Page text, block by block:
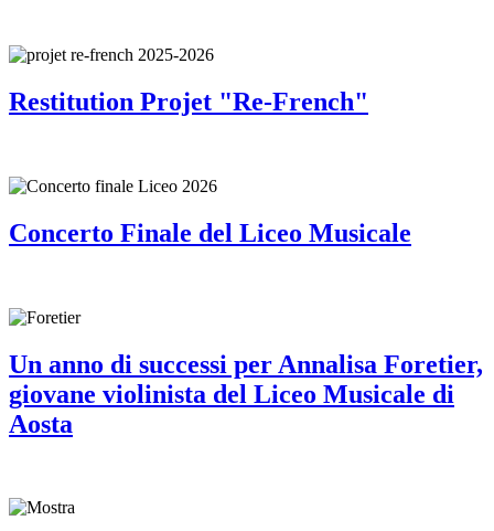
Restitution Projet "Re-French"
Concerto Finale del Liceo Musicale
Un anno di successi per Annalisa Foretier,
giovane violinista del Liceo Musicale di
Aosta